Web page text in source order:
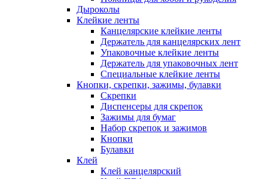
Дыроколы
Клейкие ленты
Канцелярские клейкие ленты
Держатель для канцелярских лент
Упаковочные клейкие ленты
Держатель для упаковочных лент
Специальные клейкие ленты
Кнопки, скрепки, зажимы, булавки
Скрепки
Диспенсеры для скрепок
Зажимы для бумаг
Набор скрепок и зажимов
Кнопки
Булавки
Клей
Клей канцелярский